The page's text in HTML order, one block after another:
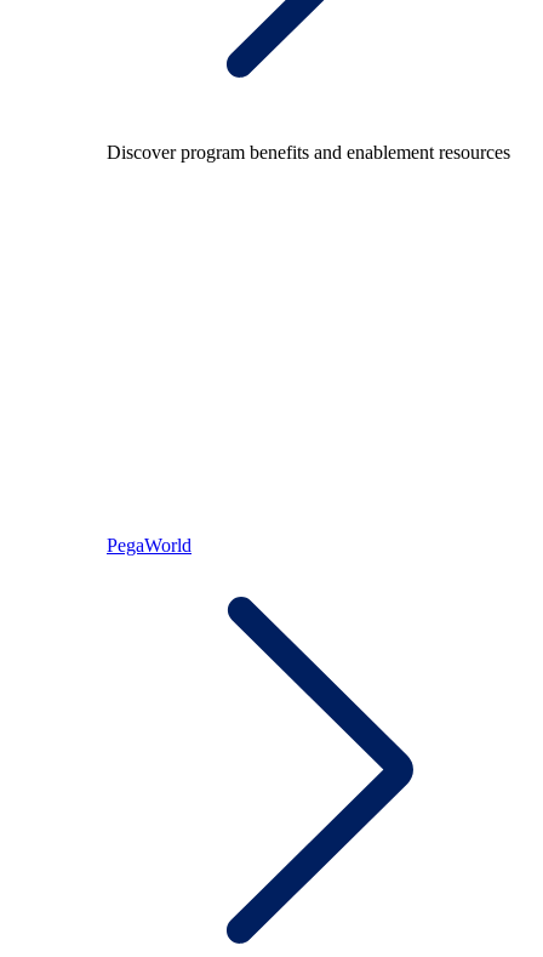
Discover program benefits and enablement resources
PegaWorld